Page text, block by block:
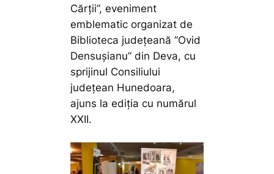
Cărții”, eveniment
emblematic organizat de
Biblioteca județeană ”Ovid
Densușianu” din Deva, cu
sprijinul Consiliului
județean Hunedoara,
ajuns la ediția cu numărul
XXII.